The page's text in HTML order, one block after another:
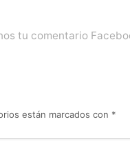
tu comentario
están marcados con *